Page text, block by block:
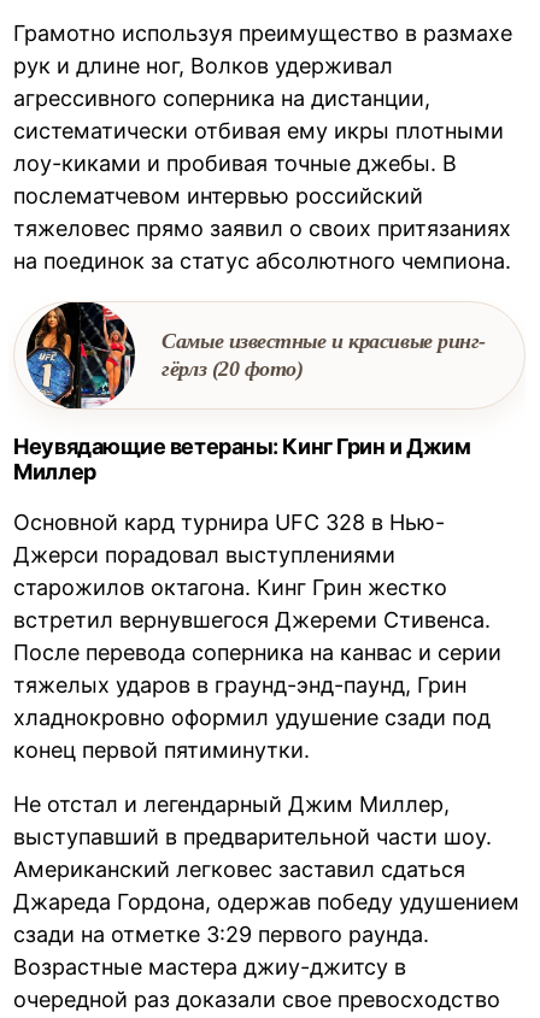
Грамотно используя преимущество в размахе
рук и длине ног, Волков удерживал
агрессивного соперника на дистанции,
систематически отбивая ему икры плотными
лоу-киками и пробивая точные джебы. В
послематчевом интервью российский
тяжеловес прямо заявил о своих притязаниях
на поединок за статус абсолютного чемпиона.
Самые известные и красивые ринг-
гёрлз (20 фото)
Неувядающие ветераны: Кинг Грин и Джим
Миллер
Основной кард турнира UFC 328 в Нью-
Джерси порадовал выступлениями
старожилов октагона. Кинг Грин жестко
встретил вернувшегося Джереми Стивенса.
После перевода соперника на канвас и серии
тяжелых ударов в граунд-энд-паунд, Грин
хладнокровно оформил удушение сзади под
конец первой пятиминутки.
Не отстал и легендарный Джим Миллер,
выступавший в предварительной части шоу.
Американский легковес заставил сдаться
Джареда Гордона, одержав победу удушением
сзади на отметке 3:29 первого раунда.
Возрастные мастера джиу-джитсу в
очередной раз доказали свое превосходство